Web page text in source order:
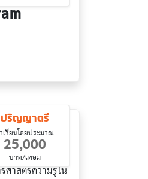
AI)‎
ศาสตร์ความรู้ใน
ปริญญาตรี
เรียนโดยประมาณ
25,000
บาท/เทอม